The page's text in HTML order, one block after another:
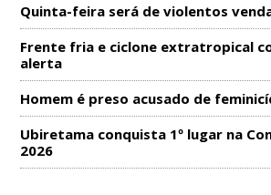
Quinta-feira será de violentos
Frente fria e ciclone extratropical
alerta
Homem é preso acusado de
Ubiretama conquista 1º lugar na
2026